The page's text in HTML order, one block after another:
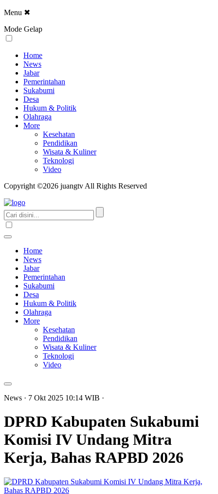
Menu ✖
Mode Gelap
Home
News
Jabar
Pemerintahan
Sukabumi
Desa
Hukum & Politik
Olahraga
More
Kesehatan
Pendidikan
Wisata & Kuliner
Teknologi
Video
Copyright ©2026 juangtv All Rights Reserved
Home
News
Jabar
Pemerintahan
Sukabumi
Desa
Hukum & Politik
Olahraga
More
Kesehatan
Pendidikan
Wisata & Kuliner
Teknologi
Video
News · 7 Okt 2025 10:14 WIB ·
DPRD Kabupaten Sukabumi
Komisi IV Undang Mitra
Kerja, Bahas RAPBD 2026